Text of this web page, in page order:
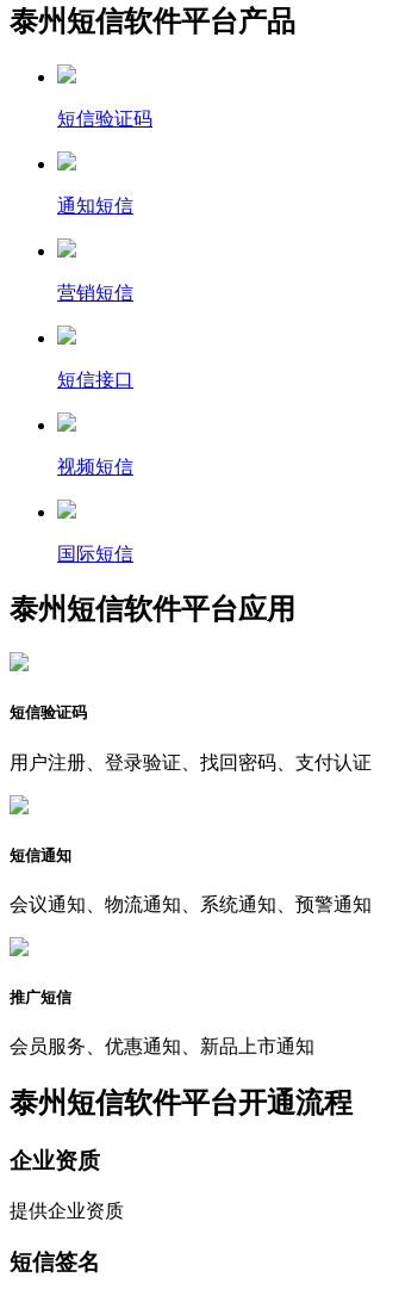
泰州短信软件平台产品
短信验证码
通知短信
营销短信
短信接口
视频短信
国际短信
泰州短信软件平台应用
短信验证码
用户注册、登录验证、找回密码、支付认证
短信通知
会议通知、物流通知、系统通知、预警通知
推广短信
会员服务、优惠通知、新品上市通知
泰州短信软件平台开通流程
企业资质
提供企业资质
短信签名